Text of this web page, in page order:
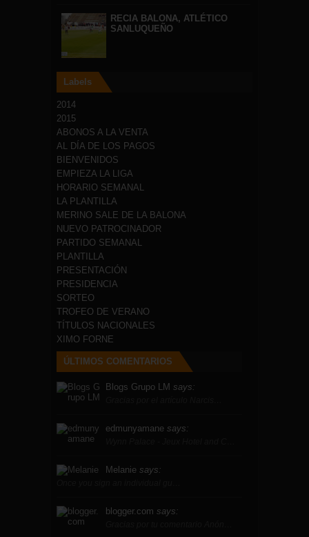
RECIA BALONA, ATLÉTICO
SANLUQUEÑO
Labels
2014
2015
ABONOS A LA VENTA
AL DÍA DE LOS PAGOS
BIENVENIDOS
EMPIEZA LA LIGA
HORARIO SEMANAL
LA PLANTILLA
MERINO SALE DE LA BALONA
NUEVO PATROCINADOR
PARTIDO SEMANAL
PLANTILLA
PRESENTACIÓN
PRESIDENCIA
SORTEO
TROFEO DE VERANO
TÍTULOS NACIONALES
XIMO FORNE
ÚLTIMOS COMENTARIOS
Blogs Grupo LM says:
edmunyamane says:
Melanie says:
blogger.com says: